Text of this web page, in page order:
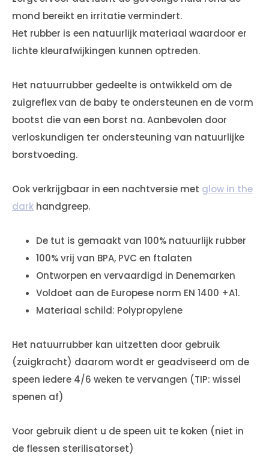
mond bereikt en irritatie vermindert.
Het rubber is een natuurlijk materiaal waardoor er
lichte kleurafwijkingen kunnen optreden.
Het natuurrubber gedeelte is ontwikkeld om de
zuigreflex van de baby te ondersteunen en de vorm
bootst die van een borst na. Aanbevolen door
verloskundigen ter ondersteuning van natuurlijke
borstvoeding.
Ook verkrijgbaar in een nachtversie met glow in the
dark handgreep.
De tut is gemaakt van 100% natuurlijk rubber
100% vrij van BPA, PVC en ftalaten
Ontworpen en vervaardigd in Denemarken
Voldoet aan de Europese norm EN 1400 +A1.
Materiaal schild: Polypropylene
Het natuurrubber kan uitzetten door gebruik
(zuigkracht) daarom wordt er geadviseerd om de
speen iedere 4/6 weken te vervangen (TIP: wissel
spenen af)
Voor gebruik dient u de speen uit te koken (niet in
de flessen sterilisatorset)